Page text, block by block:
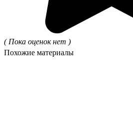
( Пока оценок нет )
Похожие материалы